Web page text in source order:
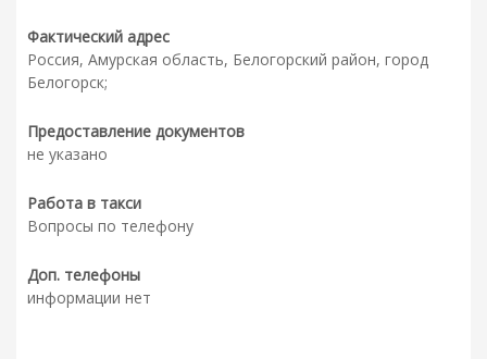
Фактический адрес
Россия, Амурская область, Белогорский район, город
Белогорск;
Предоставление документов
не указано
Работа в такси
Вопросы по телефону
Доп. телефоны
информации нет